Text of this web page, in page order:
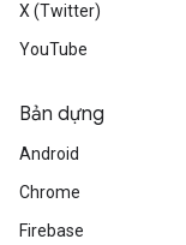
X (Twitter)
YouTube
Bản dựng
Android
Chrome
Firebase